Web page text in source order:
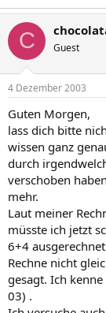
C Guest
4 Dezember 2003
Guten Morgen,
lass dich bitte
wissen ganz
durch
verschoben
mehr.
Laut meiner
müsste ich jetzt
6+4
Rechne nicht
gesagt. Ich
03) .